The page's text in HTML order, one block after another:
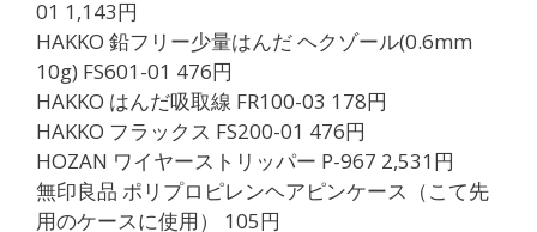
01 1,143円
HAKKO 鉛フリー少量はんだ ヘクゾール(0.6mm
10g) FS601-01 476円
HAKKO はんだ吸取線 FR100-03 178円
HAKKO フラックス FS200-01 476円
HOZAN ワイヤーストリッパー P-967 2,531円
無印良品 ポリプロピレンヘアピンケース（こて先
用のケースに使用） 105円